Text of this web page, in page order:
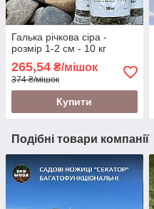
Галька річкова сіра -
розмір 1-2 см - 10 кг
265,54 ₴/мішок
374 ₴/мішок
Купити
Подібні товари компанії